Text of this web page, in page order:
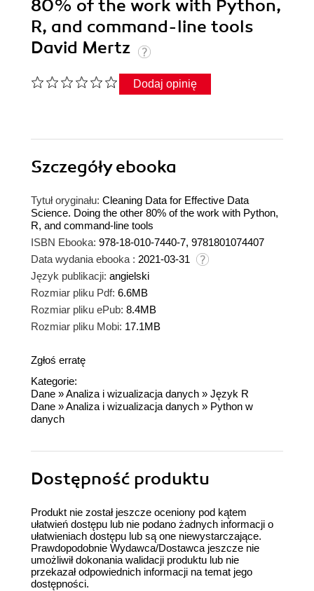
80% of the work with Python,
R, and command-line tools
David Mertz
Dodaj opinię
Szczegółyebooka
Tytuł oryginału: Cleaning Data for Effective Data
Science. Doing the other 80% of the work with Python,
R, and command-line tools
ISBN Ebooka: 978-18-010-7440-7, 9781801074407
Data wydania ebooka : 2021-03-31
Język publikacji: angielski
Rozmiar pliku Pdf: 6.6MB
Rozmiar pliku ePub: 8.4MB
Rozmiar pliku Mobi: 17.1MB
Zgłoś erratę
Kategorie:
Dane »Analiza i wizualizacja danych » Język R
Dane »Analiza i wizualizacja danych » Python w
danych
Dostępność produktu
Produkt nie został jeszcze oceniony pod kątem
ułatwień dostępu lub nie podano żadnych informacji o
ułatwieniach dostępu lub są one niewystarczające.
Prawdopodobnie Wydawca/Dostawca jeszcze nie
umożliwił dokonania walidacji produktu lub nie
przekazał odpowiednich informacji na temat jego
dostępności.